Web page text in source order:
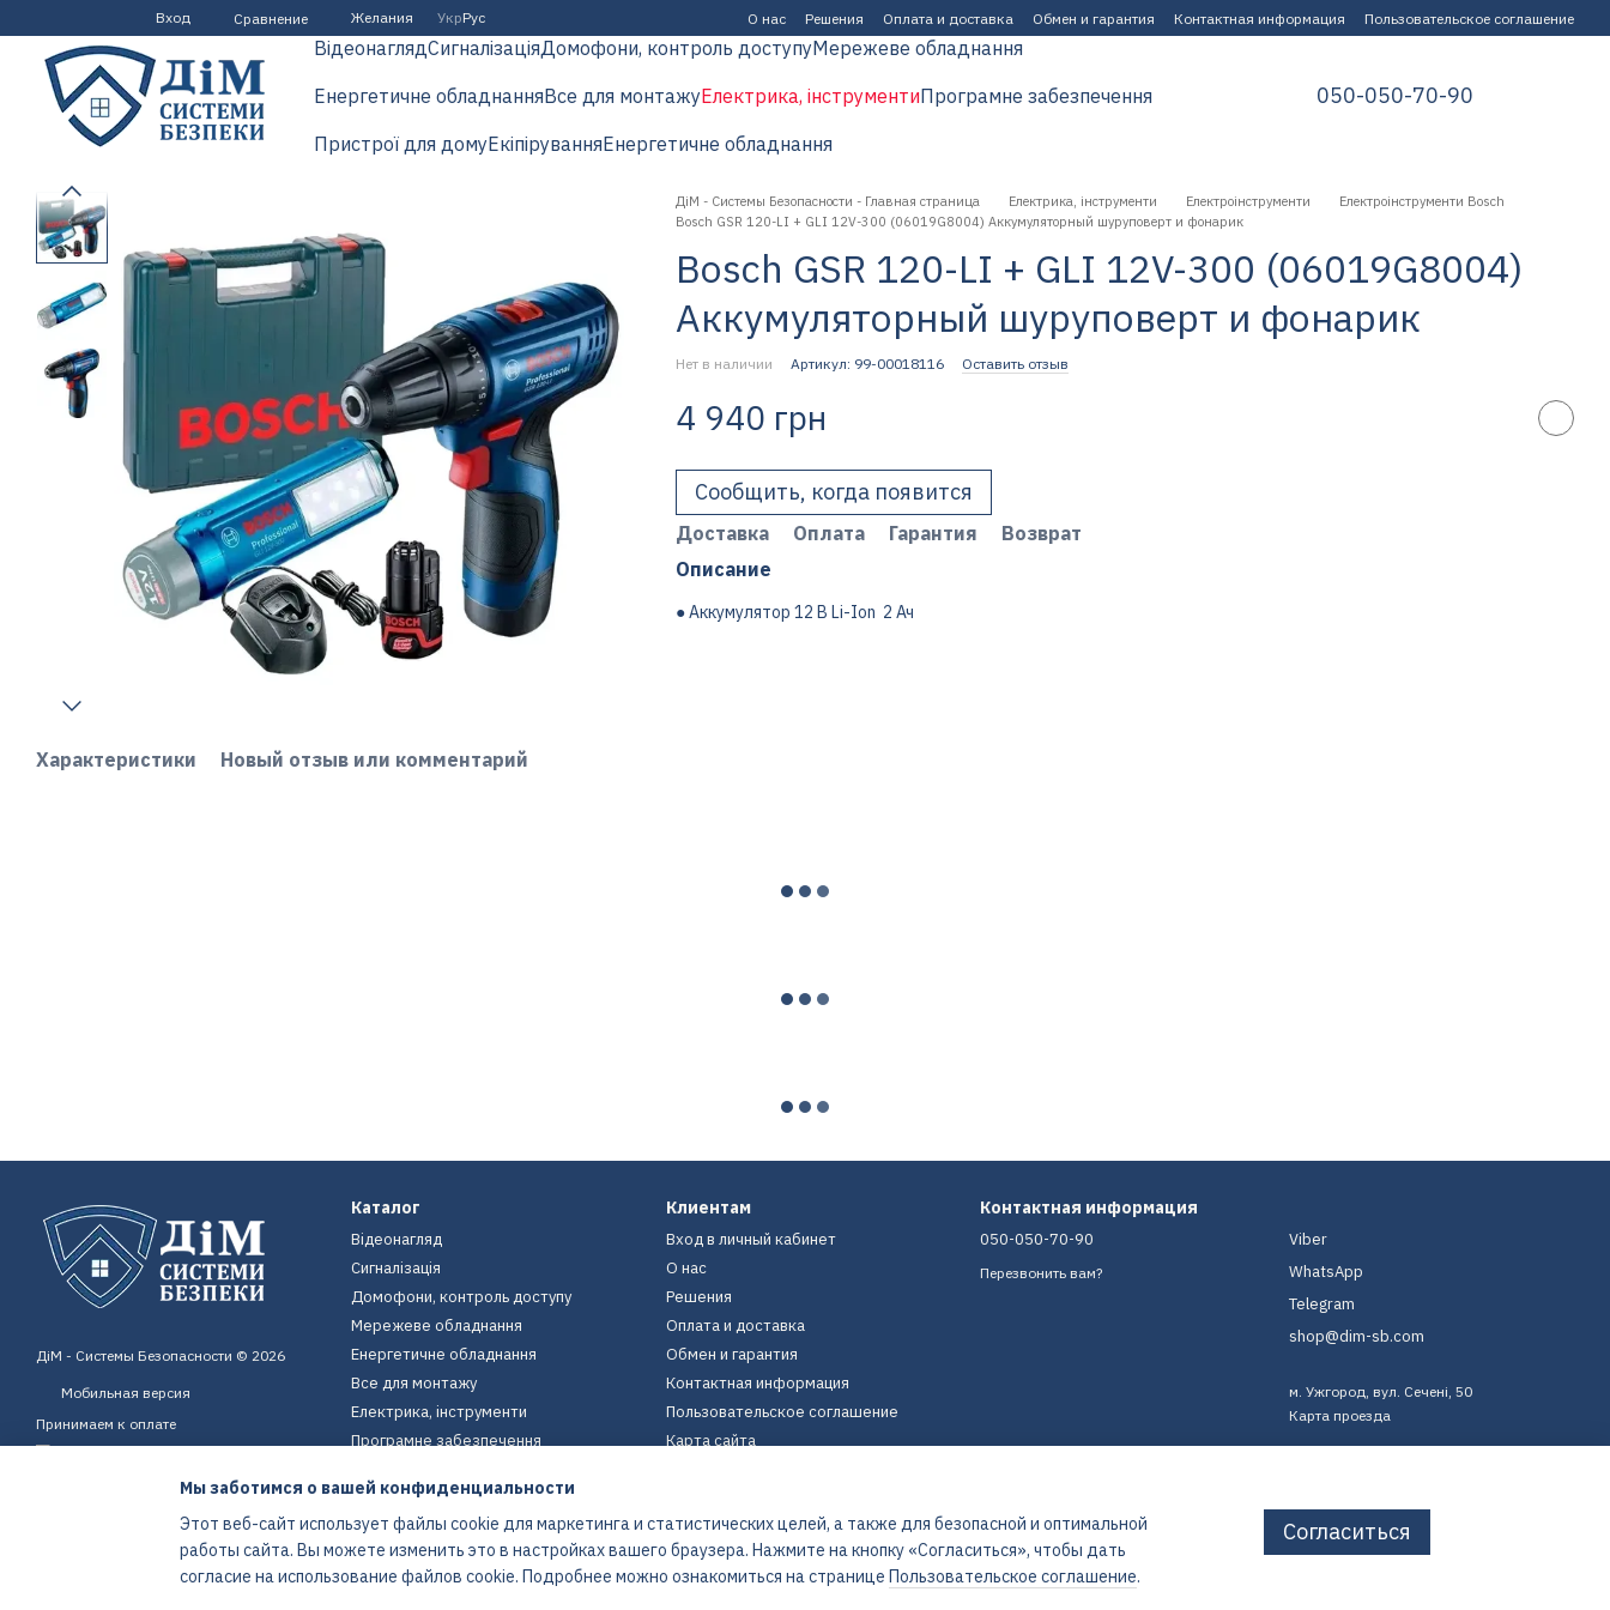
Перейти к основному контенту
Вход Сравнение Желания УкрРус О нас Решения Оплата и доставка Обмен и гарантия Контактная информация Пользовательское соглашение
ВідеонаглядСигналізаціяДомофони, контроль доступуМережеве обладнання
Енергетичне обладнанняВсе для монтажуЕлектрика, інструментиПрограмне забезпечення
Пристрої для домуЕкіпіруванняЕнергетичне обладнання
050-050-70-90
Характеристики Новый отзыв или комментарий
ДіМ - Системы Безопасности - Главная страница Електрика, інструменти Електроінструменти
Електроінструменти Bosch
Bosch GSR 120-LI + GLI 12V-300 (06019G8004) Аккумуляторный шуруповерт и фонарик
Bosch GSR 120-LI + GLI 12V-300 (06019G8004)
Аккумуляторный шуруповерт и фонарик
Нет в наличии Артикул: 99-00018116 Оставить отзыв
4 940 грн
Сообщить, когда появится
Доставка Оплата Гарантия
Возврат
Описание
● Аккумулятор 12 В Li-Ion 2 Ач
ДіМ - Системы Безопасности © 2026
Мобильная версия
Принимаем к оплате
Интернет-магазин создан с Хорошоп
Каталог
Відеонагляд
Сигналізація
Домофони, контроль доступу
Мережеве обладнання
Енергетичне обладнання
Все для монтажу
Електрика, інструменти
Програмне забезпечення
Екіпірування
Енергетичне обладнання
Клиентам
Вход в личный кабинет
О нас
Решения
Оплата и доставка
Обмен и гарантия
Контактная информация
Пользовательское соглашение
Карта сайта
Контактная информация
050-050-70-90
Перезвонить вам?
Viber
WhatsApp
Telegram
shop@dim-sb.com
м. Ужгород, вул. Сечені, 50
Карта проезда
Мы заботимся о вашей конфиденциальности
Этот веб-сайт использует файлы cookie для маркетинга и статистических целей, а также для безопасной и оптимальной
работы сайта. Вы можете изменить это в настройках вашего браузера. Нажмите на кнопку «Согласиться», чтобы дать
согласие на использование файлов cookie. Подробнее можно ознакомиться на странице Пользовательское соглашение.
Согласиться